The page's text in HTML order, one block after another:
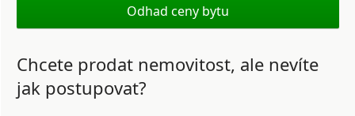
Odhad ceny bytu
Chcete prodat nemovitost, ale nevíte
jak postupovat?